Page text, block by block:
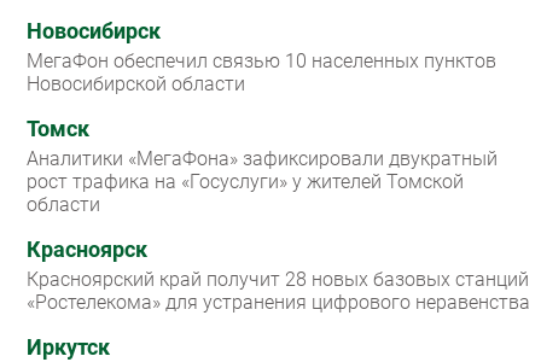
Новосибирск
МегаФон обеспечил связью 10 населенных пунктов
Новосибирской области
Томск
Аналитики «МегаФона» зафиксировали двукратный
рост трафика на «Госуслуги» у жителей Томской
области
Красноярск
Красноярский край получит 28 новых базовых станций
«Ростелекома» для устранения цифрового неравенства
Иркутск